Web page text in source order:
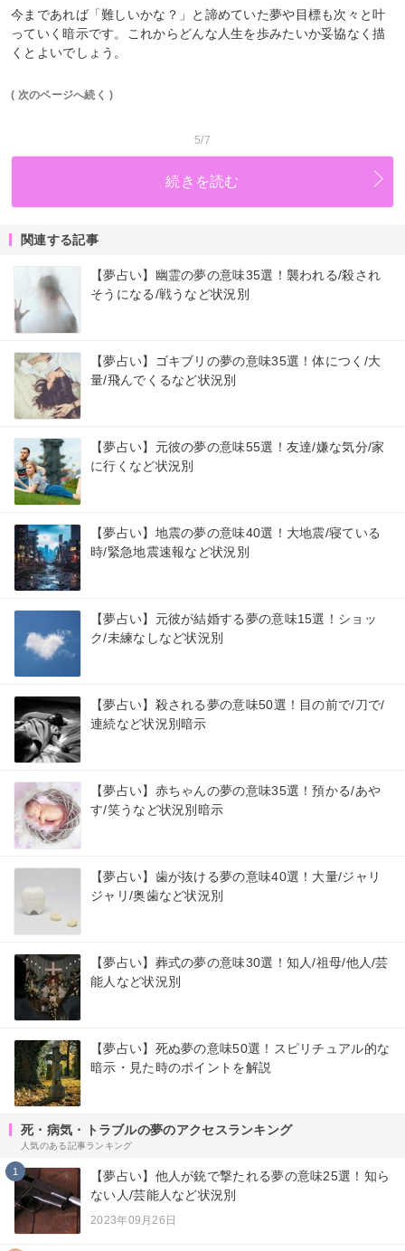
今まであれば「難しいかな？」と諦めていた夢や目標も次々と叶
っていく暗示です。これからどんな人生を歩みたいか妥協なく描
くとよいでしょう。
( 次のページへ続く )
5/7
続きを読む
関連する記事
【夢占い】幽霊の夢の意味35選！襲われる/殺され
そうになる/戦うなど状況別
【夢占い】ゴキブリの夢の意味35選！体につく/大
量/飛んでくるなど状況別
【夢占い】元彼の夢の意味55選！友達/嫌な気分/家
に行くなど状況別
【夢占い】地震の夢の意味40選！大地震/寝ている
時/緊急地震速報など状況別
【夢占い】元彼が結婚する夢の意味15選！ショッ
ク/未練なしなど状況別
【夢占い】殺される夢の意味50選！目の前で/刀で/
連続など状況別暗示
【夢占い】赤ちゃんの夢の意味35選！預かる/あや
す/笑うなど状況別暗示
【夢占い】歯が抜ける夢の意味40選！大量/ジャリ
ジャリ/奥歯など状況別
【夢占い】葬式の夢の意味30選！知人/祖母/他人/芸
能人など状況別
【夢占い】死ぬ夢の意味50選！スピリチュアル的な
暗示・見た時のポイントを解説
死・病気・トラブルの夢のアクセスランキング
人気のある記事ランキング
1
【夢占い】他人が銃で撃たれる夢の意味25選！知ら
ない人/芸能人など状況別
2023年09月26日